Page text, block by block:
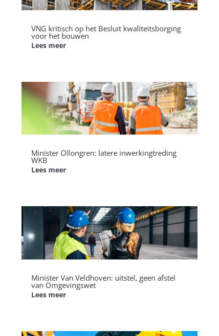
VNG kritisch op het Besluit kwaliteitsborging
voor het bouwen
Lees meer
Minister Ollongren: latere inwerkingtreding
WKB
Lees meer
Minister Van Veldhoven: uitstel, geen afstel
van Omgevingswet
Lees meer